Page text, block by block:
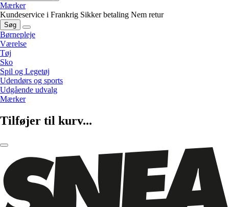
Mærker
Kundeservice i Frankrig Sikker betaling Nem retur
Søg
Børnepleje
Værelse
Tøj
Sko
Spil og Legetøj
Udendørs og sports
Udgående udvalg
Mærker
Tilføjer til kurv...